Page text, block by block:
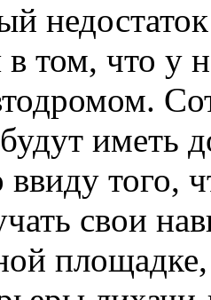
в том, что у
иметь
ввиду того,
свои
площадке,